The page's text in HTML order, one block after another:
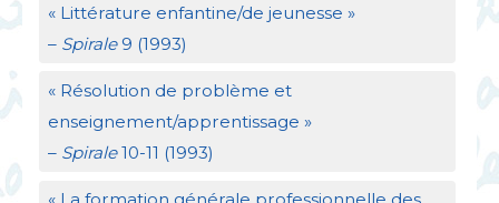
« Littérature enfantine/de jeunesse »
– Spirale9 (1993)
« Résolution de problème et
enseignement/apprentissage »
– Spirale10-11 (1993)